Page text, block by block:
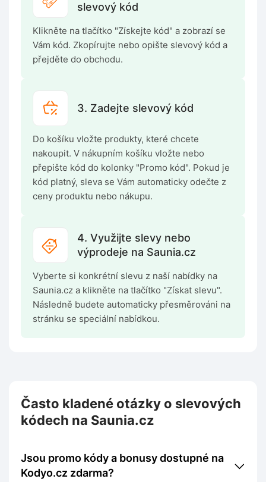
slevový kód
Klikněte na tlačítko "Získejte kód" a zobrazí se
Vám kód. Zkopírujte nebo opište slevový kód a
přejděte do obchodu.
3. Zadejte slevový kód
Do košíku vložte produkty, které chcete
nakoupit. V nákupním košíku vložte nebo
přepište kód do kolonky "Promo kód". Pokud je
kód platný, sleva se Vám automaticky odečte z
ceny produktu nebo nákupu.
4. Využijte slevy nebo
výprodeje na Saunia.cz
Vyberte si konkrétní slevu z naší nabídky na
Saunia.cz a klikněte na tlačítko "Získat slevu".
Následně budete automaticky přesměrováni na
stránku se speciální nabídkou.
Často kladené otázky o slevových
kódech na Saunia.cz
Jsou promo kódy a bonusy dostupné na
Kodyo.cz zdarma?